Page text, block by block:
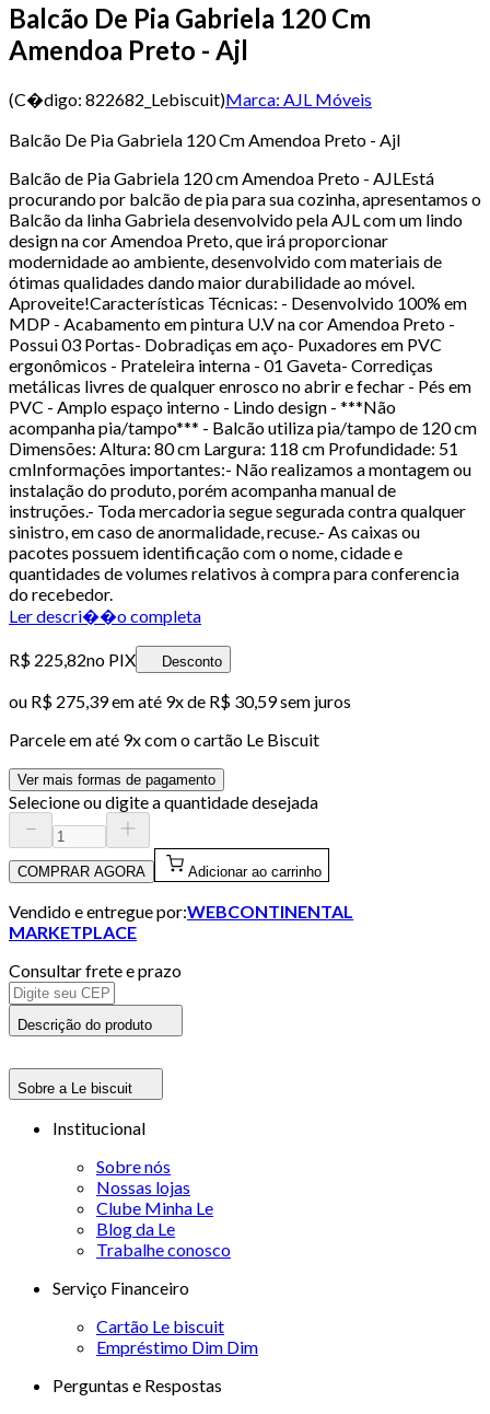
Balcão De Pia Gabriela 120 Cm
Amendoa Preto - Ajl
(C�digo: 822682_Lebiscuit)Marca: AJL Móveis
Balcão De Pia Gabriela 120 Cm Amendoa Preto - Ajl
Balcão de Pia Gabriela 120 cm Amendoa Preto - AJLEstá
procurando por balcão de pia para sua cozinha, apresentamos o
Balcão da linha Gabriela desenvolvido pela AJL com um lindo
design na cor Amendoa Preto, que irá proporcionar
modernidade ao ambiente, desenvolvido com materiais de
ótimas qualidades dando maior durabilidade ao móvel.
Aproveite!Características Técnicas: - Desenvolvido 100% em
MDP - Acabamento em pintura U.V na cor Amendoa Preto -
Possui 03 Portas- Dobradiças em aço- Puxadores em PVC
ergonômicos - Prateleira interna - 01 Gaveta- Corrediças
metálicas livres de qualquer enrosco no abrir e fechar - Pés em
PVC - Amplo espaço interno - Lindo design - ***Não
acompanha pia/tampo*** - Balcão utiliza pia/tampo de 120 cm
Dimensões: Altura: 80 cm Largura: 118 cm Profundidade: 51
cmInformações importantes:- Não realizamos a montagem ou
instalação do produto, porém acompanha manual de
instruções.- Toda mercadoria segue segurada contra qualquer
sinistro, em caso de anormalidade, recuse.- As caixas ou
pacotes possuem identificação com o nome, cidade e
quantidades de volumes relativos à compra para conferencia
do recebedor.
Ler descri��o completa
R$ 225,82no PIX Desconto
ou R$ 275,39em até 9x de R$ 30,59 sem juros
Parcele em até 9x com o cartão Le Biscuit
Ver mais formas de pagamento
Selecione ou digite a quantidade desejada
COMPRAR AGORA Adicionar ao carrinho
Vendido e entregue por:WEBCONTINENTAL
MARKETPLACE
Consultar frete e prazo
Descrição do produto
Sobre a Le biscuit
Institucional
Sobre nós
Nossas lojas
Clube Minha Le
Blog da Le
Trabalhe conosco
Serviço Financeiro
Cartão Le biscuit
Empréstimo Dim Dim
Perguntas e Respostas